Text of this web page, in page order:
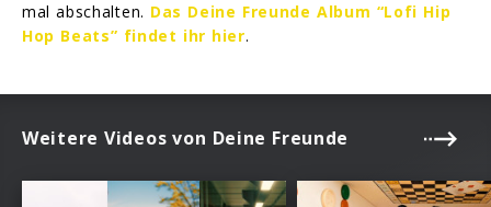
mal abschalten. Das Deine Freunde Album “Lofi Hip
Hop Beats” findet ihr hier.
Weitere Videos von Deine Freunde